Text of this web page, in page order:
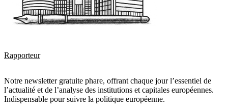
Rapporteur
Notre newsletter gratuite phare, offrant chaque jour l’essentiel de
l’actualité et de l’analyse des institutions et capitales européennes.
Indispensable pour suivre la politique européenne.